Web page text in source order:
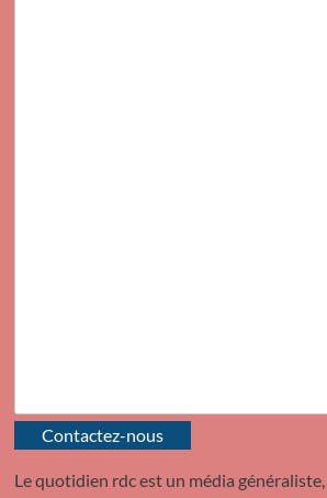
Contactez-nous
Le quotidien rdc est un média généraliste,